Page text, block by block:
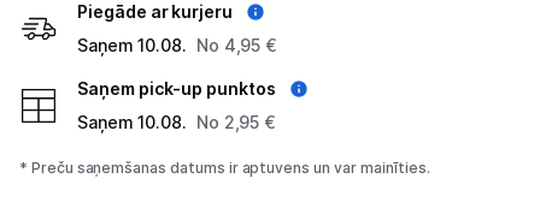
Vēlmju saraksts
Piegāde ar kurjeru
Saņem 10.08. No 4,95 €
Saņem pick-up punktos
Saņem 10.08. No 2,95 €
* Preču saņemšanas datums ir aptuvens un var mainīties.